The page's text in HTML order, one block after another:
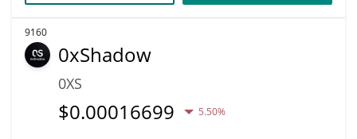
9160
0xShadow
0XS
$0.00016699 5.50%